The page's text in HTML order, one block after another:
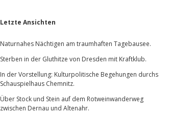
Sidebar
Letzte Ansichten
Naturnahes Nächtigen am traumhaften Tagebausee.
Sterben in der Gluthitze von Dresden mit Kraftklub.
In der Vorstellung: Kulturpolitische Begehungen durchs
Schauspielhaus Chemnitz.
Über Stock und Stein auf dem Rotweinwanderweg
zwischen Dernau und Altenahr.